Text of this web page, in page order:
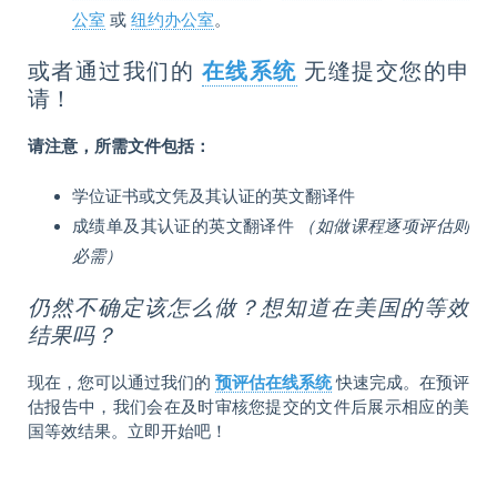
公室 或 纽约办公室。
或者通过我们的 在线系统 无缝提交您的申
请！
请注意，所需文件包括：
学位证书或文凭及其认证的英文翻译件
成绩单及其认证的英文翻译件
（如做课程逐项评估则
必需）
仍然不确定该怎么做？想知道在美国的等效
结果吗？
现在，您可以通过我们的 预评估在线系统 快速完成。在预评
估报告中，我们会在及时审核您提交的文件后展示相应的美
国等效结果。立即开始吧！